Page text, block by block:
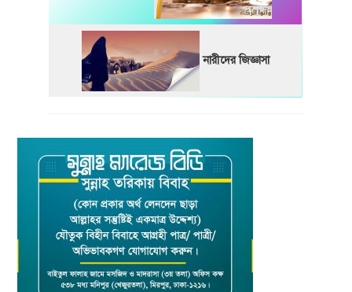
নারীদের জিজ্ঞাসা